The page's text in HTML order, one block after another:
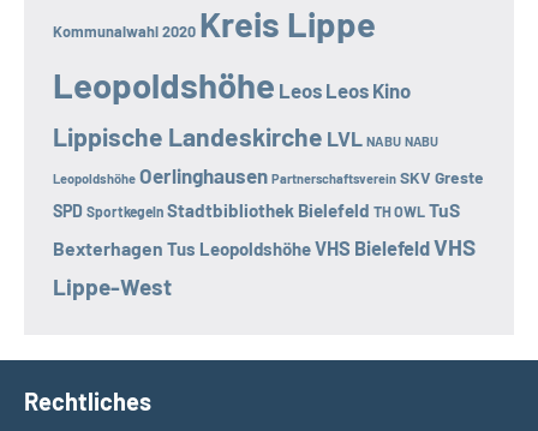
Kommunalwahl 2020 Kreis Lippe
Leopoldshöhe Leos Leos Kino
Lippische Landeskirche LVL NABU NABU
Leopoldshöhe Oerlinghausen Partnerschaftsverein SKV Greste
SPD Sportkegeln Stadtbibliothek Bielefeld TH OWL TuS
Bexterhagen Tus LeopoldshöheVHS BielefeldVHS
Lippe-West
Rechtliches